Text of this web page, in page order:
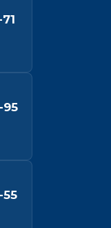
95